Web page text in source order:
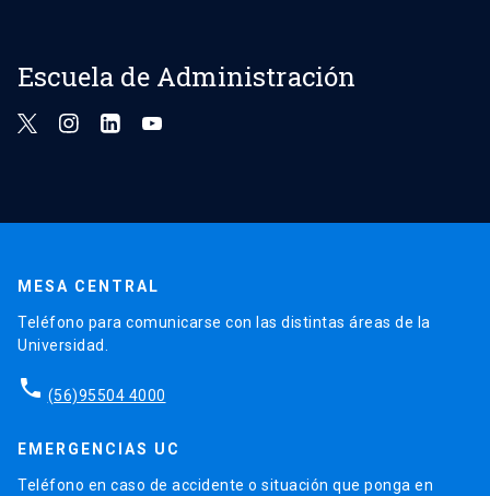
Escuela de Administración
MESA CENTRAL
Teléfono para comunicarse con las distintas áreas de la
Universidad.
phone (56)95504 4000
EMERGENCIAS UC
Teléfono en caso de accidente o situación que ponga en